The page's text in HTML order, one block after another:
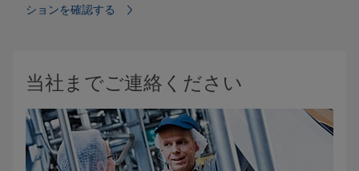
ションを確認する
当社までご連絡ください